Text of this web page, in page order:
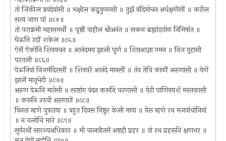
तो जिंकील त्रयदेवांसी ॥ भक्षील कद्रुकुळासी ॥ तुझें बंदिमोचन अर्धक्षणेंसीं ॥ करील
सत्य जाण पां ॥८४॥
तो पराक्रमी महासमर्थी ॥ पृष्ठीं वाहील श्रीअनंत ॥ सकळ ब्रह्मांडगोळ निमिषांत ॥
घेऊनि उडों शकेल ॥८५॥
ऐसें ऐकोनि शिववचन ॥ आनंदमय झाली पूर्ण ॥ शिवआज्ञा गमन ॥ निज गृहासी
परतली ॥८६॥
येऊनियां निजमंदिरासीं ॥ शिववरें आनंदे मानसीं ॥ तंव तेचि काळीं अरुणासी ॥ येणें
झालें मातृभेटी ॥८७॥
अरुण येऊनि मातेसी ॥ साष्टांग वंदन करूनि चरणासी ॥ येरी पाणिस्पर्श मस्तकासी
॥ करूनि उठवी अरूणातें ॥८८॥
विनता म्हणे पुत्रराया ॥ बहुत दिवस निष्ठुर केली माया ॥ येरू म्हणे रथ मजवांचोनियां
॥ न चलोचि माते ॥८९॥
सूर्यरथीं सारथ्यअधिकार ॥ मी चालवीतसें अष्टही प्रहर ॥ तो रथ प्रहरूनि क्षणभर ॥